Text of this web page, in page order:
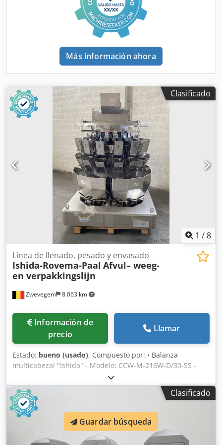
Documentación disponible + vídeo en funcionamiento
Más información ahora
Clasificado
1 /8
Zwevegem 8.063 km
Línea de llenado, pesado y envasado
Ishida-Rovema-Paal Afvul– weeg-
en verpakkingslijn
Información de
precio
Llamar
Estado: bueno (usado), Compuesto por: • Balanza
multicabezal "Ishida" - Modelo: CCW-M-216W-D/30-SS -
Número de cabezales: 16 unidades - Rendimiento: hasta 2
x 40 pesadas/minuto - Peso de llenado (máx.): 1.500 g -
Precisión: media de 0 a +1,0 g - Rango de pesado: 14-1000
g - Volumen máx.: 4.500 cm³ (por pesaje individual) -
Incremento mínimo: 0,2 g - Display: Pantalla táctil -
Alimentación: 230V, 50Hz - Potencia instalada: 1,7 kVA + •
Envasadora vertical tipo flowpack "Rovema" - Modelo:
Clasificado
Guardar búsqueda